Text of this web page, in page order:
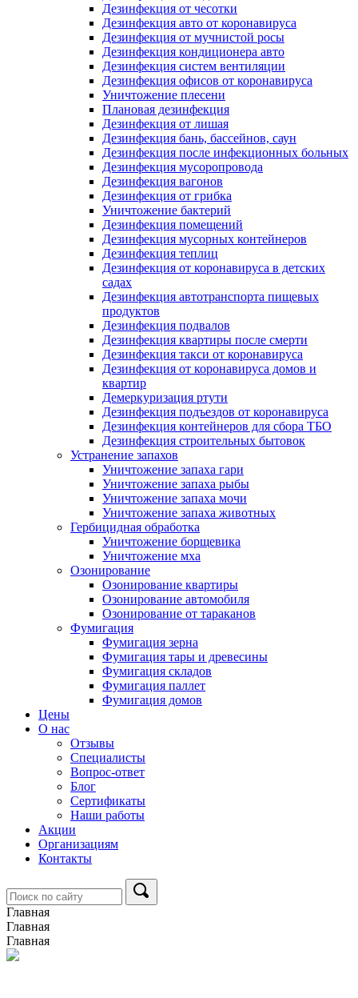
Дезинфекция от чесотки
Дезинфекция авто от коронавируса
Дезинфекция от мучнистой росы
Дезинфекция кондиционера авто
Дезинфекция систем вентиляции
Дезинфекция офисов от коронавируса
Уничтожение плесени
Плановая дезинфекция
Дезинфекция от лишая
Дезинфекция бань, бассейнов, саун
Дезинфекция после инфекционных больных
Дезинфекция мусоропровода
Дезинфекция вагонов
Дезинфекция от грибка
Уничтожение бактерий
Дезинфекция помещений
Дезинфекция мусорных контейнеров
Дезинфекция теплиц
Дезинфекция от коронавируса в детских
садах
Дезинфекция автотранспорта пищевых
продуктов
Дезинфекция подвалов
Дезинфекция квартиры после смерти
Дезинфекция такси от коронавируса
Дезинфекция от коронавируса домов и
квартир
Демеркуризация ртути
Дезинфекция подъездов от коронавируса
Дезинфекция контейнеров для сбора ТБО
Дезинфекция строительных бытовок
Устранение запахов
Уничтожение запаха гари
Уничтожение запаха рыбы
Уничтожение запаха мочи
Уничтожение запаха животных
Гербицидная обработка
Уничтожение борщевика
Уничтожение мха
Озонирование
Озонирование квартиры
Озонирование автомобиля
Озонирование от тараканов
Фумигация
Фумигация зерна
Фумигация тары и древесины
Фумигация складов
Фумигация паллет
Фумигация домов
Цены
О нас
Отзывы
Специалисты
Вопрос-ответ
Блог
Сертификаты
Наши работы
Акции
Организациям
Контакты
Главная
Главная
Главная